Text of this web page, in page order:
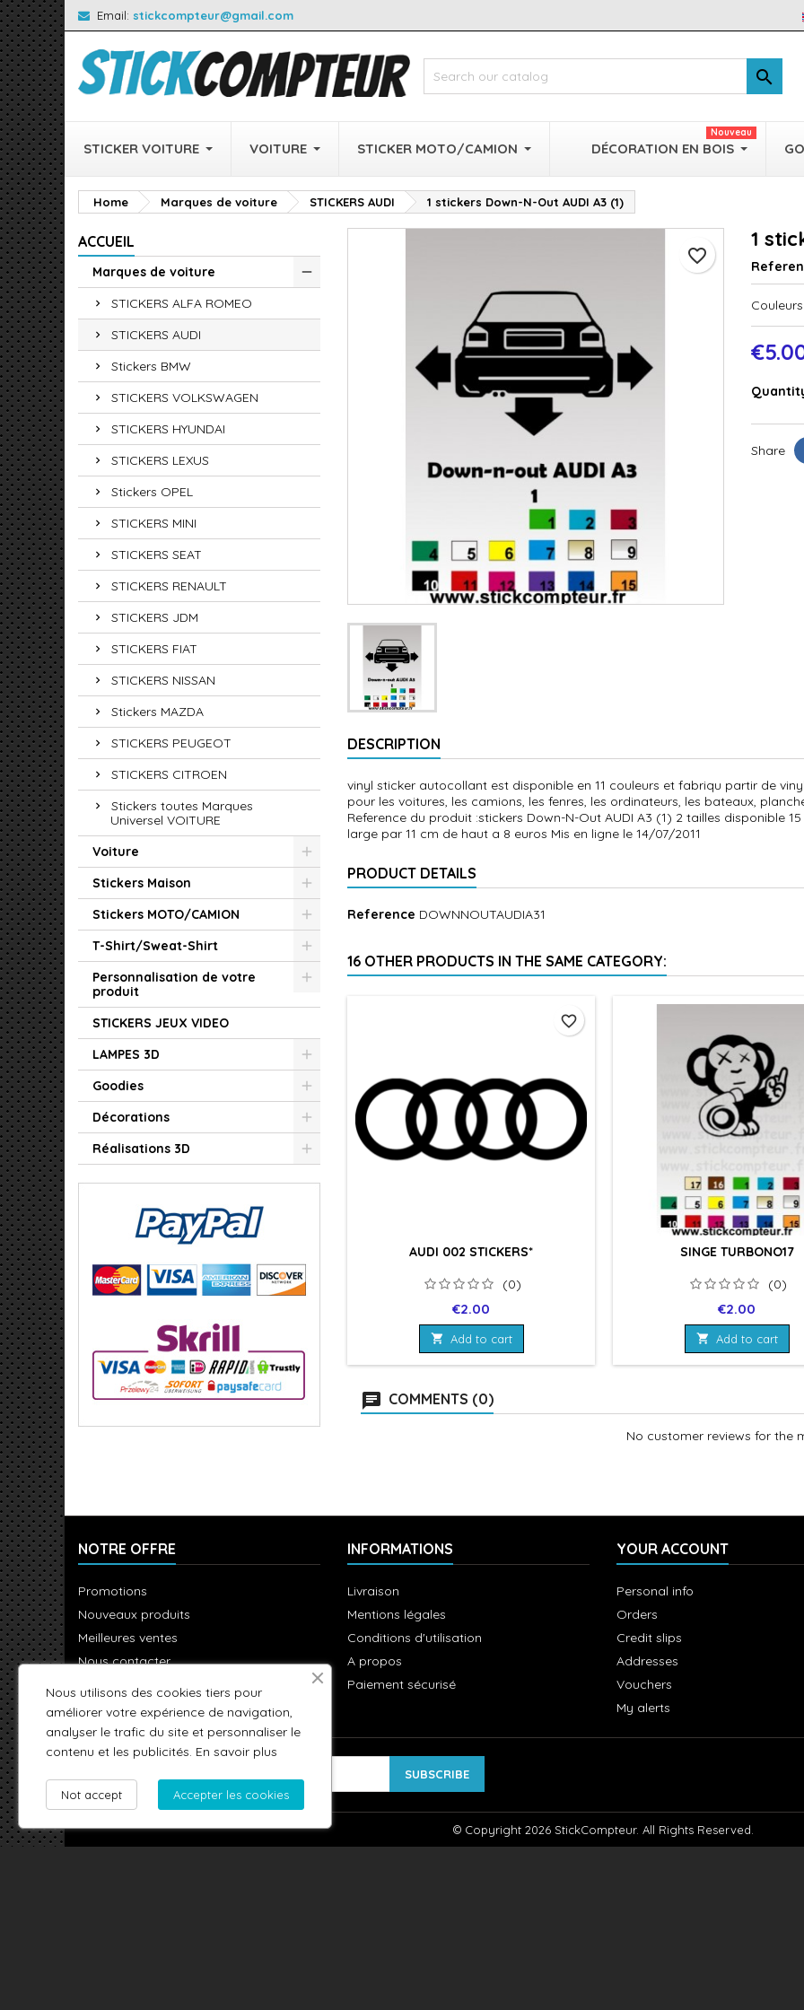
Email: stickcompteur@gmail.com

STICKER VOITURE VOITURE STICKER MOTO/CAMION DÉCORATION EN BOIS
Nouveau
Home Marques de voiture STICKERS AUDI 1 stickers Down-N-Out AUDI A3 (1)
ACCUEIL
Marques de voiture
STICKERS ALFA ROMEO
STICKERS AUDI
Stickers BMW
STICKERS VOLKSWAGEN
STICKERS HYUNDAI
STICKERS LEXUS
Stickers OPEL
STICKERS MINI
STICKERS SEAT
STICKERS RENAULT
STICKERS JDM
STICKERS FIAT
STICKERS NISSAN
Stickers MAZDA
STICKERS PEUGEOT
STICKERS CITROEN
Stickers toutes Marques
Universel VOITURE
Voiture
Stickers Maison
Stickers MOTO/CAMION
T-Shirt/Sweat-Shirt
Personnalisation de votre
produit
STICKERS JEUX VIDEO
LAMPES 3D
Goodies
Décorations
Réalisations 3D
favorite_border
1
Share
DESCRIPTION
vinyl sticker autocollant est disponible en 11 couleurs et fabriqu partir de
pour les voitures, les camions, les fenres, les ordinateurs, les bateaux,
Reference du produit :stickers Down-N-Out AUDI A3 (1) 2 tailles disponible
large par 11 cm de haut a 8 euros Mis en ligne le 14/07/2011
PRODUCT DETAILS
Reference DOWNNOUTAUDIA31
16 OTHER PRODUCTS IN THE SAME CATEGORY:
AUDI 002 STICKERS*
(0)
Price
€2.00
 Add to cart
favorite_border
SINGE TURBONO17
(0)
Price
€2.00
 Add to cart
COMMENTS (0)
No customer reviews for the
NOTRE OFFRE
Promotions
Nouveaux produits
Meilleures ventes
Nous contacter
Plan du site
INFORMATIONS
Livraison
Mentions légales
Conditions d'utilisation
A propos
Paiement sécurisé
YOUR ACCOUNT
Personal info
Orders
Credit slips
Addresses
Vouchers
My alerts
NEWSLETTER
© Copyright 2026 StickCompteur. All Rights Reserved.
Nous utilisons des cookies tiers pour
améliorer votre expérience de navigation,
analyser le trafic du site et personnaliser le
contenu et les publicités. En savoir plus
Accepter les cookies
Not accept